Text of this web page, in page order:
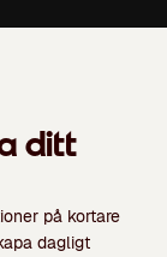
ditt
på kortare
dagligt